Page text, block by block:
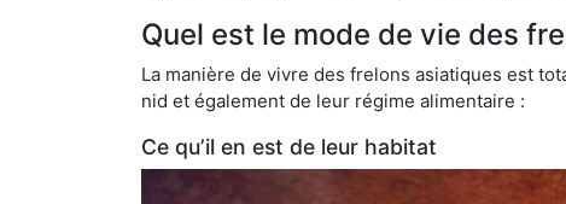
Quel est le mode de vie des
La manière de vivre des frelons asiatiques est
nid et également de leur régime alimentaire :
Ce qu’il en est de leur habitat